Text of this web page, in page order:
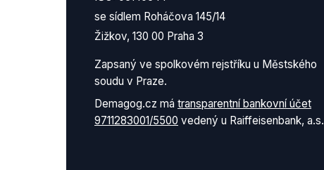
se sídlem Roháčova 145/14
Žižkov, 130 00 Praha 3
Zapsaný ve spolkovém rejstříku u Městského
soudu v Praze.
Demagog.cz má transparentní bankovní účet
9711283001/5500 vedený u Raiffeisenbank, a.s.